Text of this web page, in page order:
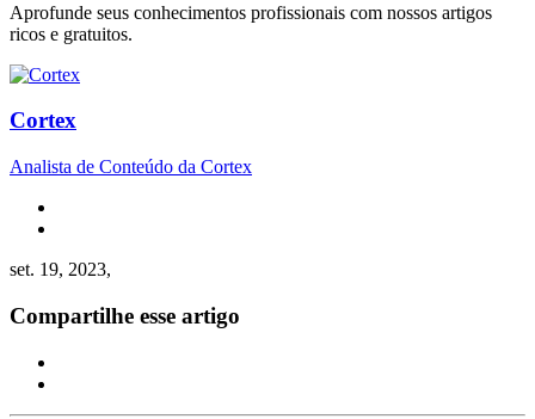
Aprofunde seus conhecimentos profissionais com nossos artigos
ricos e gratuitos.
Cortex
Analista de Conteúdo da Cortex
set. 19, 2023,
Compartilhe esse artigo